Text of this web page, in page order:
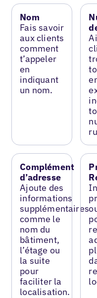
Nom
Fais savoir
aux clients
comment
t’appeler
en
indiquant
un nom.
Complément
d’adresse
Ajoute des
informations
supplémentaires
comme le
nom du
bâtiment,
l’étage ou
la suite
pour
faciliter la
localisation.